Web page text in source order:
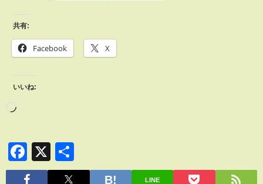
共有:
Facebook X
いいね:
Facebook
X
有
LINE